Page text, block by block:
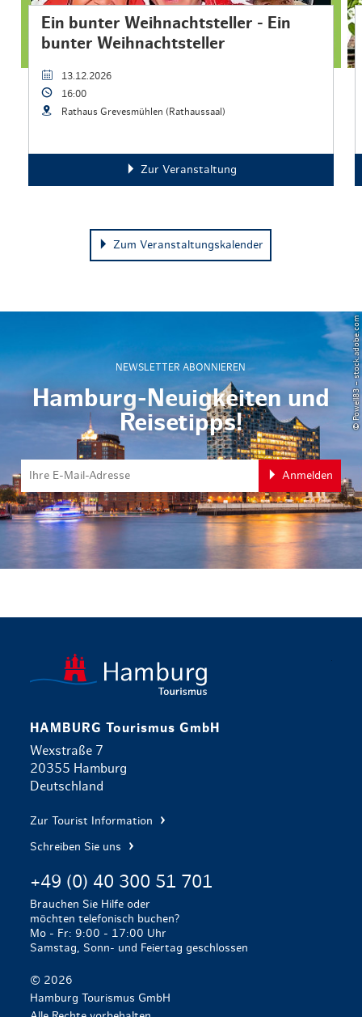
Ein bunter Weihnachtsteller - Ein
bunter Weihnachtsteller
13.12.2026
16:00
Rathaus Grevesmühlen (Rathaussaal)
Zur Veranstaltung
Zum Veranstaltungskalender
NEWSLETTER ABONNIEREN
Hamburg-Neuigkeiten und
Reisetipps!
Anmelden
© Powell83 – stock.adobe.com
HAMBURG Tourismus GmbH
Wexstraße 7
20355 Hamburg
Deutschland
Zur Tourist Information
Schreiben Sie uns
+49 (0) 40 300 51 701
Brauchen Sie Hilfe oder
möchten telefonisch buchen?
Mo - Fr: 9:00 - 17:00 Uhr
Samstag, Sonn- und Feiertag geschlossen
© 2026
Hamburg Tourismus GmbH